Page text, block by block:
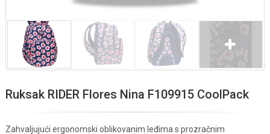
Ruksak RIDER Flores Nina F109915 CoolPack
Zahvaljujući ergonomski oblikovanim leđima s prozračnim